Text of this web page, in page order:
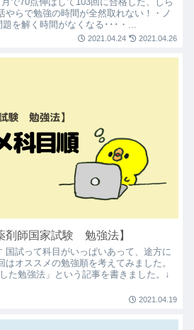
やらで勉強の時間が全然取れない！・ノ
を解く時間がなくなる･･･・...
2021.04.24 2021.04.26
剤師国家試験 勉強法】
国試って科目がいっぱいあって、途方に
オススメの勉強順を考えてみました。
た勉強法」という記事を書きました。↓
2021.04.19